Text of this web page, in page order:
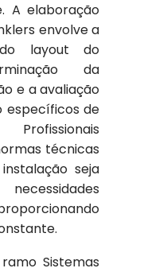
A elaboração
envolve a
layout do
da
e a avaliação
específicos de
técnicas
seja
Sistemas